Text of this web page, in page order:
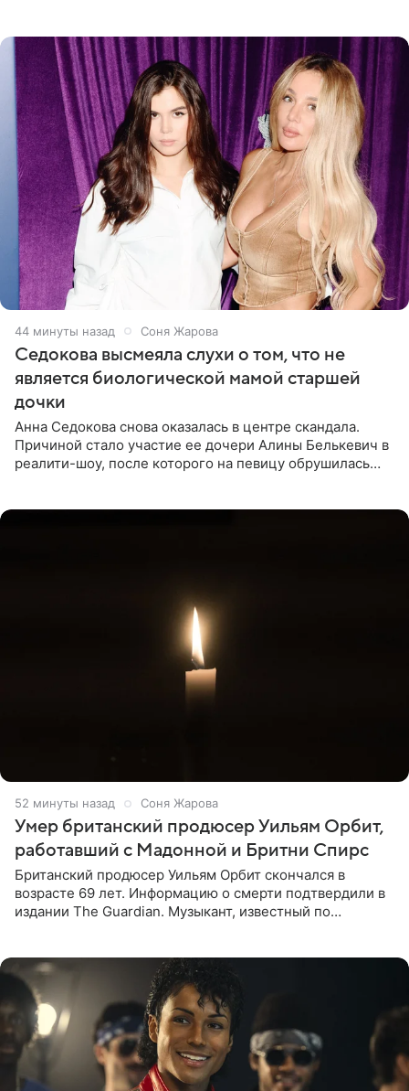
44 минуты назад Соня Жарова
Седокова высмеяла слухи о том, что не
является биологической мамой старшей
дочки
Анна Седокова снова оказалась в центре скандала.
Причиной стало участие ее дочери Алины Белькевич в
реалити-шоу, после которого на певицу обрушилась
52 минуты назад Соня Жарова
Умер британский продюсер Уильям Орбит,
работавший с Мадонной и Бритни Спирс
Британский продюсер Уильям Орбит скончался в
возрасте 69 лет. Информацию о смерти подтвердили в
издании The Guardian. Музыкант, известный по